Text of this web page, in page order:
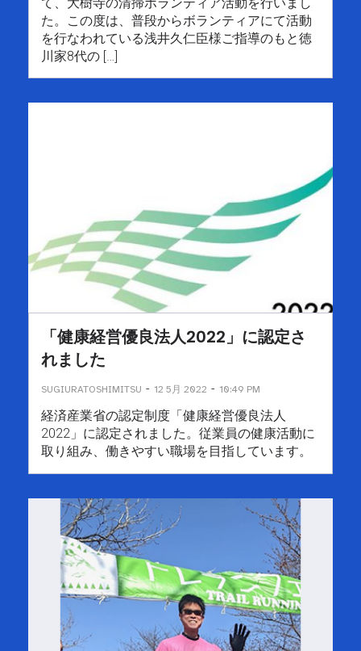
た。この度は、普段からボランティアにて活動
を行なわれている浅井久仁臣様ご指導のもと徳
川家8代の […]
「健康経営優良法⼈2022」に認定さ
れました
SUGIURATOSHIMITSU - 12 5月 2022 - 10:49 PM
経済産業省の認定制度「健康経営優良法⼈
2022」に認定されました。従業員の健康活動に
取り組み、働きやすい職場を⽬指しています。